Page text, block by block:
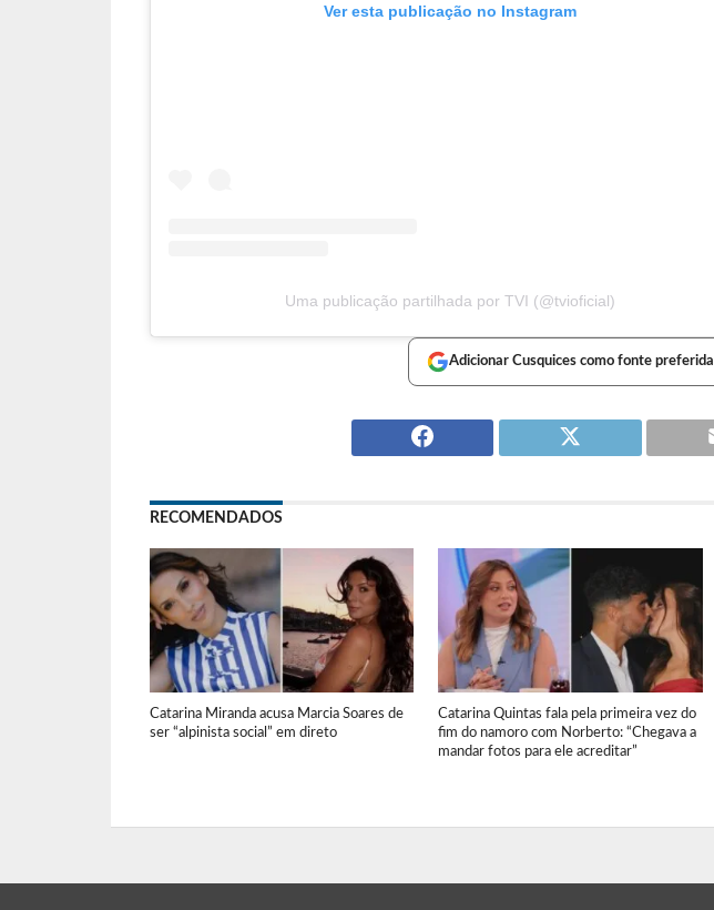
Ver esta publicação no Instagram
Uma publicação partilhada por TVI (@tvioficial)
Adicionar Cusquices como fonte preferida
RECOMENDADOS
Catarina Miranda acusa Marcia Soares de
ser “alpinista social” em direto
Catarina Quintas fala pela primeira vez do
fim do namoro com Norberto: “Chegava a
mandar fotos para ele acreditar”